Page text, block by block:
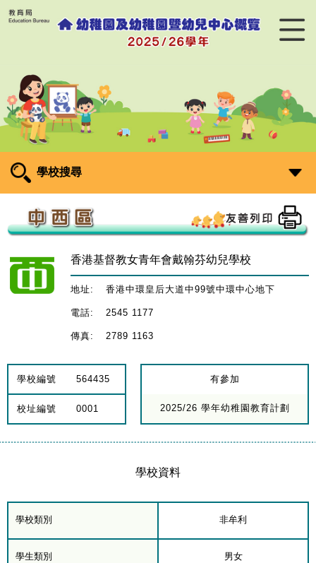
學校搜尋
香港基督教女青年會戴翰芬幼兒學校
地址: 香港中環皇后大道中99號中環中心地下
電話: 2545 1177
傳真: 2789 1163
學校編號 564435
校址編號 0001
有參加
2025/26 學年幼稚園教育計劃
學校資料
學校類別 非牟利
學生類別 男女